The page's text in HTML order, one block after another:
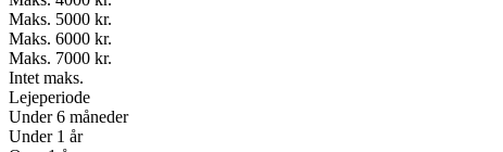
Maks. 5000 kr.
Maks. 6000 kr.
Maks. 7000 kr.
Intet maks.
Lejeperiode
Under 6 måneder
Under 1 år